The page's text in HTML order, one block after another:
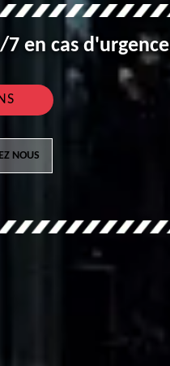
en cas d'urgence
NOUS